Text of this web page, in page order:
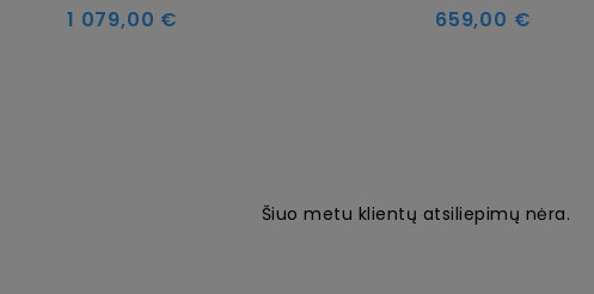
Kaina
1 079,00 € Kaina
659,00 €
Šiuo metu klientų atsiliepimų nėra.